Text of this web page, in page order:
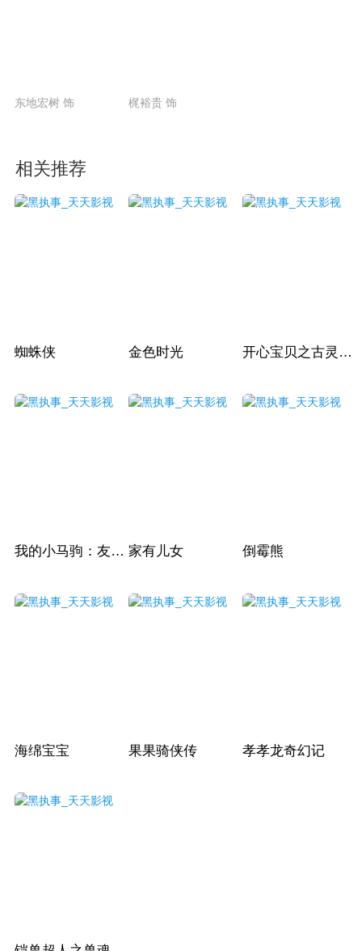
东地宏树 饰 梶裕贵 饰
相关推荐
蜘蛛侠 金色时光 开心宝贝之古灵星历险记
我的小马驹：友谊大魔法第一季 家有儿女 倒霉熊
海绵宝宝 果果骑侠传 孝孝龙奇幻记